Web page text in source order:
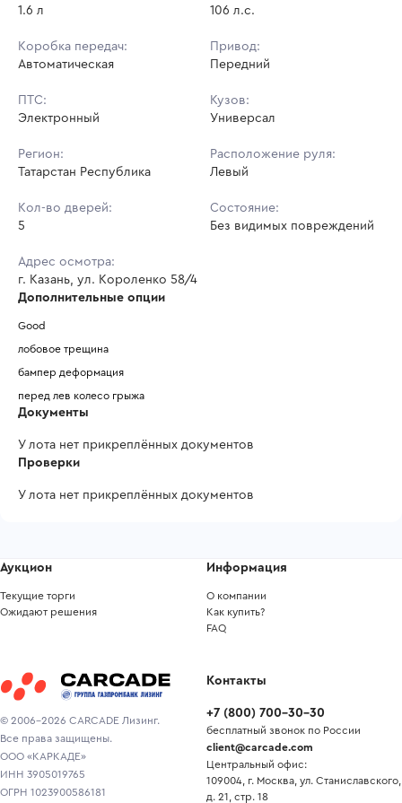
1.6 л
106 л.с.
Коробка передач:
Автоматическая
Привод:
Передний
ПТС:
Электронный
Кузов:
Универсал
Регион:
Татарстан Республика
Расположение руля:
Левый
Кол-во дверей:
5
Состояние:
Без видимых повреждений
Адрес осмотра:
г. Казань, ул. Короленко 58/4
Дополнительные опции
Good
лобовое трещина
бампер деформация
перед лев колесо грыжа
Документы
У лота нет прикреплённых документов
Проверки
У лота нет прикреплённых документов
© 2006-2026 CARCADE Лизинг.
Все права защищены.
ООО «КАРКАДЕ»
ИНН 3905019765
ОГРН 1023900586181
Аукцион
Текущие торги
Ожидают решения
Информация
О компании
Как купить?
FAQ
Контакты
+7 (800) 700-30-30
бесплатный звонок по России
client@carcade.com
Центральный офис:
109004, г. Москва, ул. Станиславского,
д. 21, стр. 18